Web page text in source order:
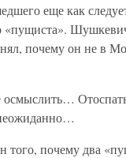
еще как
«пущиста».
почему он не в
того, почему два